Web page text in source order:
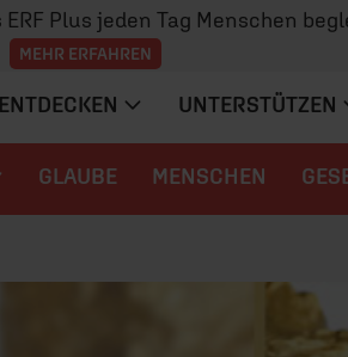
Plus jeden Tag Menschen
MEHR ERFAHREN
ENTDECKEN UNTERSTÜTZEN
GLAUBE MENSCHEN